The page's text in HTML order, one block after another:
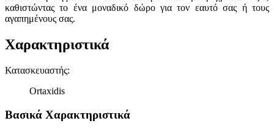
καθιστώντας το ένα μοναδικό δώρο για τον εαυτό σας ή τους
αγαπημένους σας.
Χαρακτηριστικά
Κατασκευαστής:
Ortaxidis
Βασικά Χαρακτηριστικά